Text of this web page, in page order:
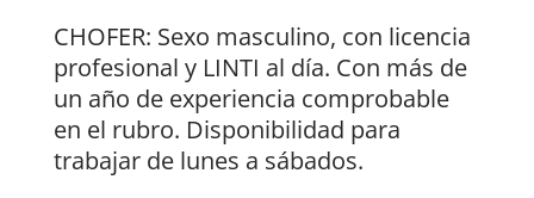
CHOFER: Sexo masculino, con licencia
profesional y LINTI al día. Con más de
un año de experiencia comprobable
en el rubro. Disponibilidad para
trabajar de lunes a sábados.